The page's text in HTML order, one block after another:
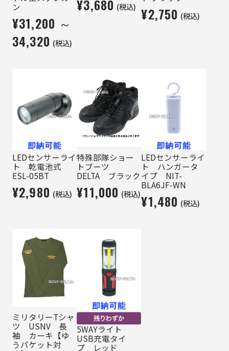
ン
¥31,200 ～
34,320 (税込)
¥3,680 (税込) ¥2,750 (税込)
LEDセンサーライ
ト 乾電池式
ESL-05BT
¥2,980 (税込)
特殊部隊ショー
トブーツ
DELTA ブラック
¥11,000 (税込)
LEDセンサーライ
ト ハンガータ
イプ NIT-
BLA6JF-WN
¥1,480 (税込)
ミリタリーTシャ
ツ USNV 長
袖 カーキ【ゆ
うパケット対
5WAYライト
USB充電タイ
プ レッド